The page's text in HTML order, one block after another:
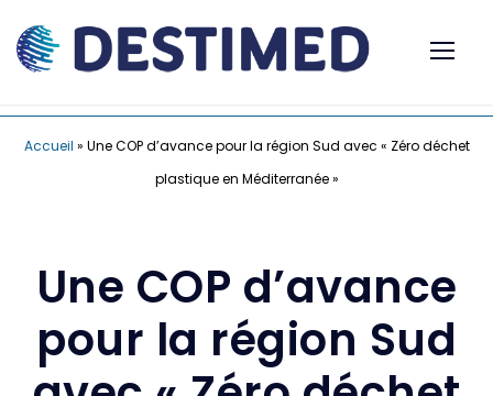
Accueil » Une COP d’avance pour la région Sud avec « Zéro déchet
plastique en Méditerranée »
Une COP d’avance
pour la région Sud